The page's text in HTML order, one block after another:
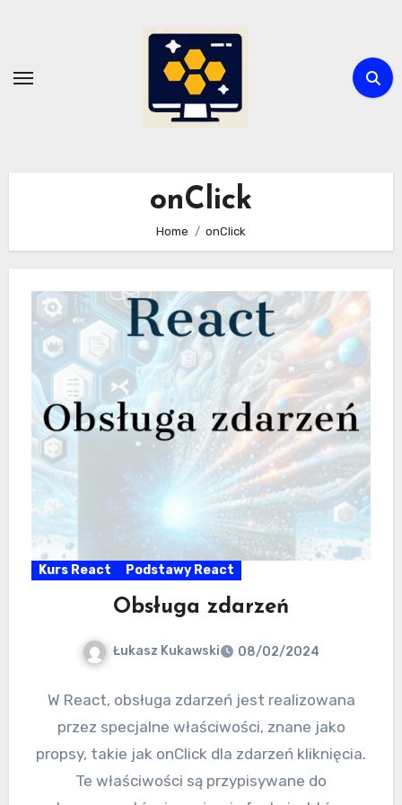
onClick
Home onClick
Kurs React Podstawy React
Obsługa zdarzeń
Łukasz Kukawski 08/02/2024
W React, obsługa zdarzeń jest realizowana
przez specjalne właściwości, znane jako
propsy, takie jak onClick dla zdarzeń kliknięcia.
Te właściwości są przypisywane do